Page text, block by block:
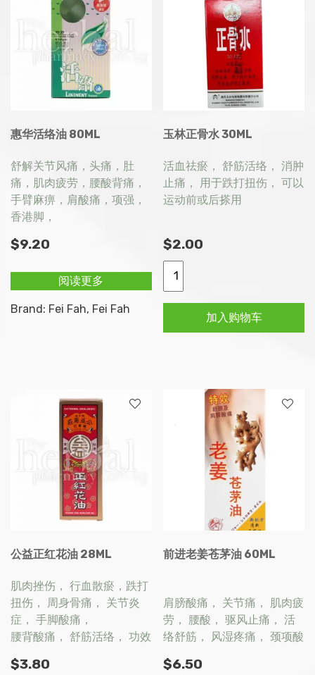
惠华活络油 80ML
舒解关节风痛，头痛，肚
痛，肌肉疲劳，腰酸背痛，
手臂麻痹，肩酸痛，项强，
香港脚，
$9.20
阅读更多
Brand: Fei Fah, Fei Fah
玉林正骨水 30ML
活血祛瘀， 舒筋活络， 消肿
止痛， 用于跌打扭伤， 可以
运动前或后搽用
$2.00
正
水
加入购物车
公益正红花油 28ML
肌肉挫伤， 行血散瘀，跌打
扭伤， 周身骨痛， 关节炎
症， 手脚酸痛，
腰背酸痛， 舒筋活络， 功效
$3.80
前进老姜苍茅油 60ML
肩膀酸痛， 关节痛， 肌肉疲
劳， 腰酸， 驱风止痛， 活
络舒筋， 风湿疼痛， 颈项酸
$6.50